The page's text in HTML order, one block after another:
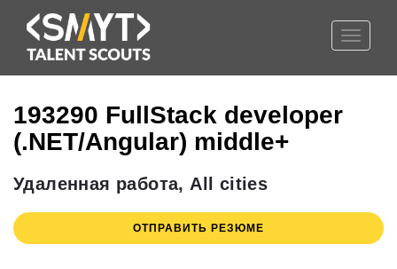
193290 FullStack developer
(.NET/Angular) middle+
Удаленная работа, All cities
ОТПРАВИТЬ РЕЗЮМЕ